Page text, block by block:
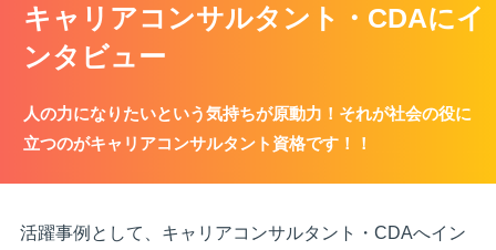
キャリアコンサルタント・CDAにイ
ンタビュー
人の力になりたいという気持ちが原動力！それが社会の役に
立つのがキャリアコンサルタント資格です！！
活躍事例として、キャリアコンサルタント・CDAへイン